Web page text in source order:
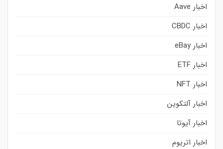
اخبار Aave
اخبار CBDC
اخبار eBay
اخبار ETF
اخبار NFT
اخبار آلتکوین
اخبار آیوتا
اخبار اتریوم